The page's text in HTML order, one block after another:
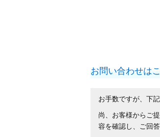
お問い合わせは
お手数ですが、下
尚、お客様からご
容を確認し、ご回